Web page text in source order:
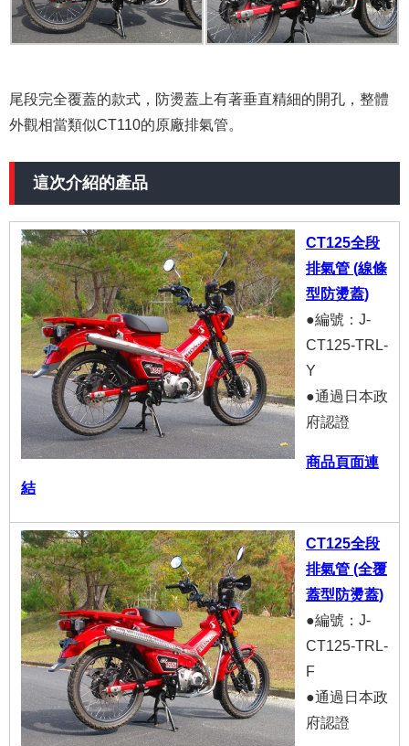
尾段完全覆蓋的款式，防燙蓋上有著垂直精細的開孔，整體
外觀相當類似CT110的原廠排氣管。
這次介紹的產品
CT125全段
排氣管 (線條
型防燙蓋)
●編號：J-
CT125-TRL-
Y
●通過日本政
府認證
商品頁面連
結
CT125全段
排氣管 (全覆
蓋型防燙蓋)
●編號：J-
CT125-TRL-
F
●通過日本政
府認證